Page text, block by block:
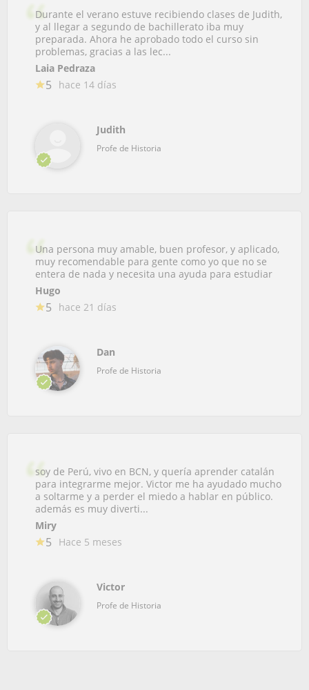
Durante el verano estuve recibiendo clases de Judith,
y al llegar a segundo de bachillerato iba muy
preparada. Ahora he aprobado todo el curso sin
problemas, gracias a las lec...
Laia Pedraza
5 hace 14 días
Judith
Profe de Historia
Una persona muy amable, buen profesor, y aplicado,
muy recomendable para gente como yo que no se
entera de nada y necesita una ayuda para estudiar
Hugo
5 hace 21 días
Dan
Profe de Historia
soy de Perú, vivo en BCN, y quería aprender catalán
para integrarme mejor. Victor me ha ayudado mucho
a soltarme y a perder el miedo a hablar en público.
además es muy diverti...
Miry
5 Hace 5 meses
Victor
Profe de Historia